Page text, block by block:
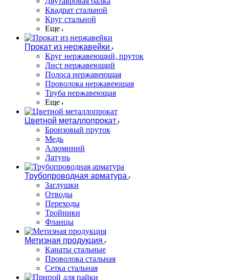
Квадрат стальной
Круг стальной
Еще
Прокат из нержавейки
Круг нержавеющий, пруток
Лист нержавеющий
Полоса нержавеющая
Проволока нержавеющая
Труба нержавеющая
Еще
Цветной металлопрокат
Бронзовый пруток
Медь
Алюминий
Латунь
Трубопроводная арматура
Заглушки
Отводы
Переходы
Тройники
Фланцы
Метизная продукция
Канаты стальные
Проволока стальная
Сетка стальная